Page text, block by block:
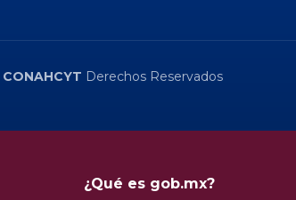
CONAHCYT Derechos Reservados
¿Qué es gob.mx?